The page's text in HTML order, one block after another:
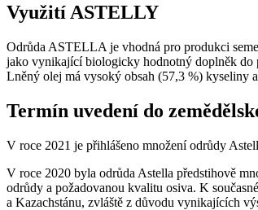
Využití ASTELLY
Odrůda ASTELLA je vhodná pro produkci
jako vynikající biologicky hodnotný doplněk do
Lněný olej má vysoký obsah (57,3 %) kyseliny
Termín uvedení do
V roce 2021 je přihlášeno množení odrůdy
V roce 2020 byla odrůda Astella předstihově
odrůdy a požadovanou kvalitu osiva. K
a Kazachstánu, zvláště z důvodu vynikajících